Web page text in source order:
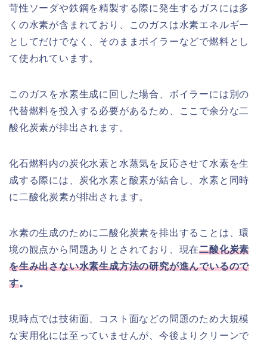
苛性ソーダや鉄鋼を精製する際に発生するガスには多
くの水素が含まれており、このガスは水素エネルギー
としてだけでなく、そのままボイラーなどで燃料とし
て使われています。
このガスを水素生成に回した場合、ボイラーには別の
代替燃料を投入する必要があるため、ここで余分な二
酸化炭素が排出されます。
化石燃料内の炭化水素と水蒸気を反応させて水素を生
成する際には、炭化水素と酸素が結合し、水素と同時
に二酸化炭素が排出されます。
水素の生成のために二酸化炭素を排出することは、環
境の観点から問題ありとされており、現在二酸化炭素
を生み出さない水素生成方法の研究が進んでいるので
す。
現時点では技術面、コスト面などの問題のため大規模
な実用化には至っていませんが、今後よりクリーンで